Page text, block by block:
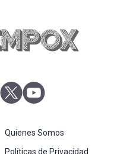
nueva pestaña
abre en nueva pestaña
abre en nueva pestaña
pestaña
Quienes Somos
Políticas de Privacidad